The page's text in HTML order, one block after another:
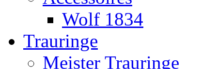
Wolf 1834
Trauringe
Meister Trauringe